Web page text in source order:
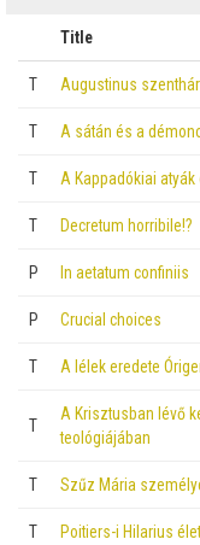
Title
T Augustinus
T A sátán és a
T A Kappadókiai
T Decretum horribile!?
P In aetatum confiniis
P Crucial choices
T A lélek eredete
T
A Krisztusban lévő
teológiájában
T Szűz Mária
T Poitiers-i Hilarius